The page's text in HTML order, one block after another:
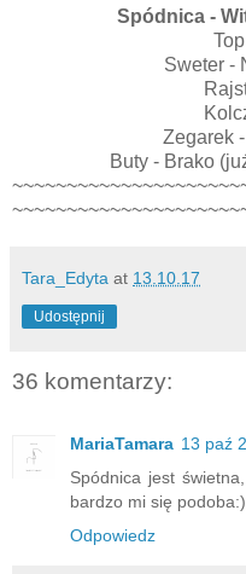
Spódnica -
Sweter -
Zegarek
Buty - Brako
Tara_Edyta at 13.10.17
Udostępnij
36 komentarzy:
MariaTamara 13 paź
Spódnica jest
bardzo mi się podoba:)
Odpowiedz